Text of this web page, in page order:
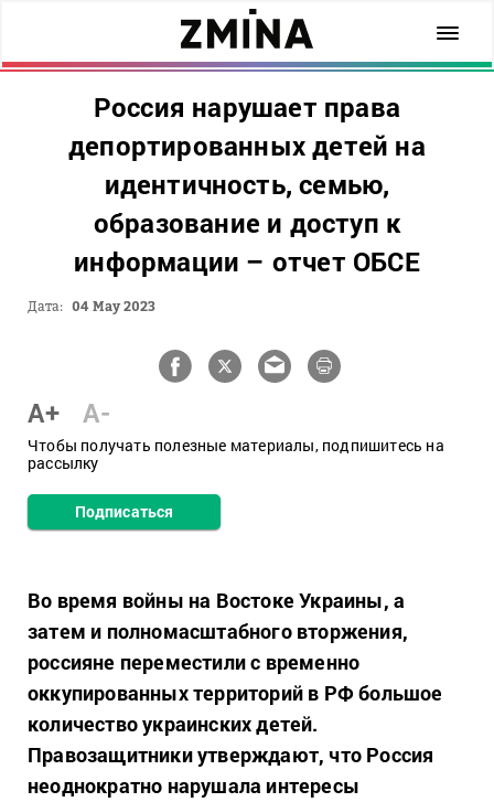
Россия нарушает права
депортированных детей на
идентичность, семью,
образование и доступ к
информации – отчет ОБСЕ
Дата: 04 May 2023
A+ A-
Чтобы получать полезные материалы, подпишитесь на
рассылку
Подписаться
Во время войны на Востоке Украины, а
затем и полномасштабного вторжения,
россияне переместили с временно
оккупированных территорий в РФ большое
количество украинских детей.
Правозащитники утверждают, что Россия
неоднократно нарушала интересы